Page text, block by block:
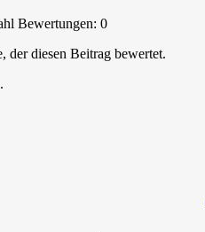
Bewertungen: 0
der diesen Beitrag bewertet.